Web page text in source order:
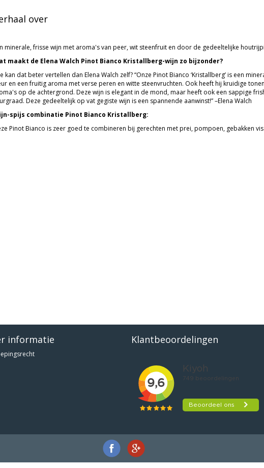
over
minerale, frisse wijn met aroma's van peer, wit steenfruit en door de gedeeltelijke
maakt de Elena Walch Pinot Bianco Kristallberg-wijn zo bijzonder?
kan dat beter vertellen dan Elena Walch zelf? “Onze Pinot Bianco ‘Kristallberg’ is een
en een fruitig aroma met verse peren en witte steenvruchten. Ook heeft hij kruidige
op de achtergrond. Deze wijn is elegant in de mond, maar heeft ook een sappige
Deze gedeeltelijk op vat gegiste wijn is een spannende aanwinst!” –Elena Walch
spijs combinatie Pinot Bianco Kristallberg:
Pinot Bianco is zeer goed te combineren bij gerechten met prei, pompoen, gebakken
informatie Klantbeoordelingen